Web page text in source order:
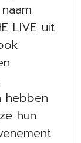
LIVE uit
hebben
hun